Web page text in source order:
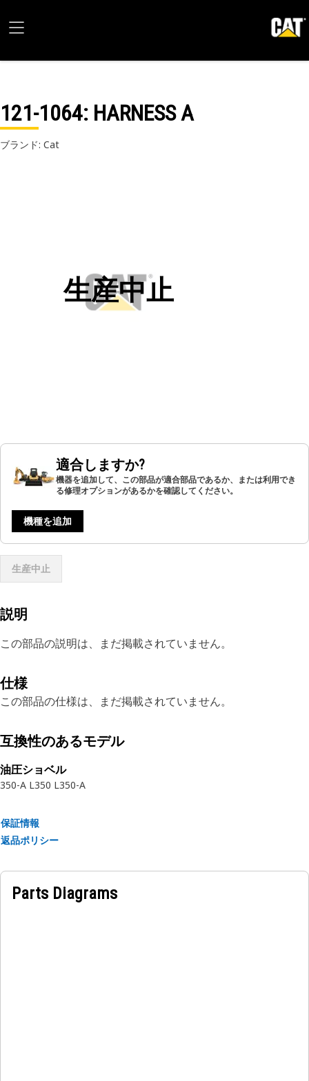
121-1064: HARNESS A
ブランド: Cat
生産中止
適合しますか?
機器を追加して、この部品が適合部品であるか、または利用でき
る修理オプションがあるかを確認してください。
機種を追加
生産中止
説明
この部品の説明は、まだ掲載されていません。
仕様
この部品の仕様は、まだ掲載されていません。
互換性のあるモデル
油圧ショベル
350-A L350 L350-A
保証情報
返品ポリシー
Parts Diagrams